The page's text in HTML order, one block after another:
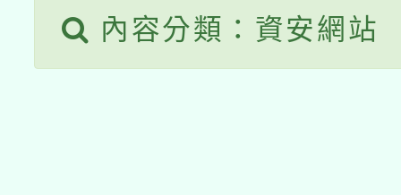
接種對象擴大為「滿6
接種之民眾」措施，延
宣導素材2份，請協助
管道加強宣導
內容分類：資安網站